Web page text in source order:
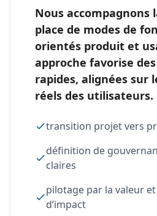
Nous accompagnons
place de modes de
orientés produit et
approche favorise
rapides, alignées sur
réels des utilisateurs.
transition projet vers
définition de
claires
pilotage par la valeur
d’impact